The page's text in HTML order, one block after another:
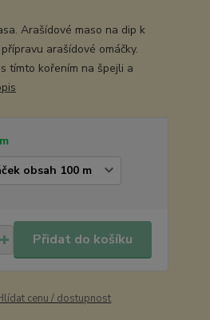
Arašídové maso na dip k
arašídové omáčky.
tímto kořením na špejli a
Přidat do košíku
cenu / dostupnost